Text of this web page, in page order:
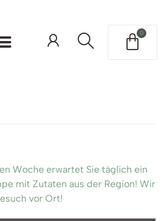
0
Woche erwartet Sie täglich ein
mit Zutaten aus der Region! Wir
vor Ort!